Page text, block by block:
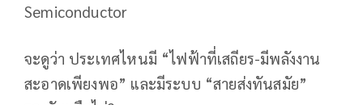
Semiconductor
จะดูว่า ประเทศไหนมี “ไฟฟ้าที่เสถียร-มีพลังงาน
สะอาดเพียงพอ” และมีระบบ “สายส่งทันสมัย”